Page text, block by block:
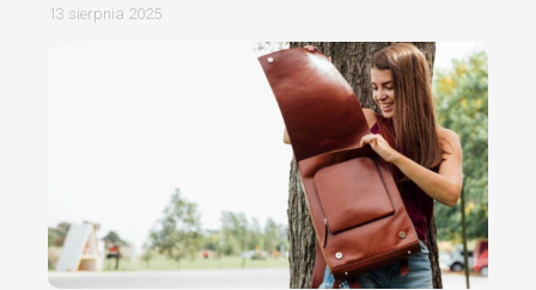
13 sierpnia 2025